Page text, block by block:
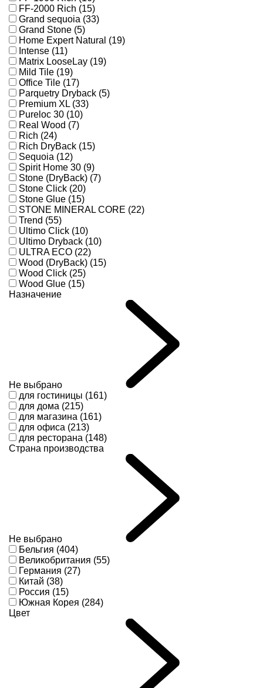
FF-2000 Rich (15)
Grand sequoia (33)
Grand Stone (5)
Home Expert Natural (19)
Intense (11)
Matrix LooseLay (19)
Mild Tile (19)
Office Tile (17)
Parquetry Dryback (5)
Premium XL (33)
Pureloc 30 (10)
Real Wood (7)
Rich (24)
Rich DryBack (15)
Sequoia (12)
Spirit Home 30 (9)
Stone (DryBack) (7)
Stone Click (20)
Stone Glue (15)
STONE MINERAL CORE (22)
Trend (55)
Ultimo Click (10)
Ultimo Dryback (10)
ULTRA ECO (22)
Wood (DryBack) (15)
Wood Click (25)
Wood Glue (15)
Назначение
Не выбрано
для гостиницы (161)
для дома (215)
для магазина (161)
для офиса (213)
для ресторана (148)
Страна производства
Не выбрано
Бельгия (404)
Великобритания (55)
Германия (27)
Китай (38)
Россия (15)
Южная Корея (284)
Цвет